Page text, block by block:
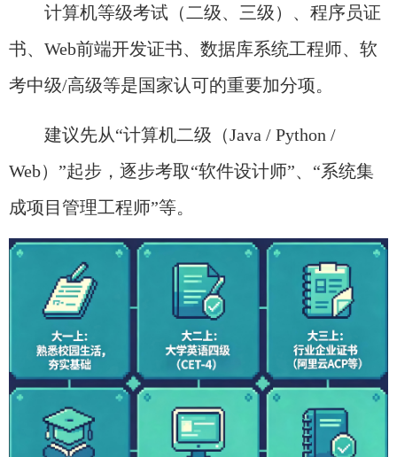
计算机等级考试（二级、三级）、程序员证
书、Web前端开发证书、数据库系统工程师、软
考中级/高级等是国家认可的重要加分项。
​建议先从“计算机二级（Java / Python /
Web）”起步，逐步考取“软件设计师”、“系统集
成项目管理工程师”等。